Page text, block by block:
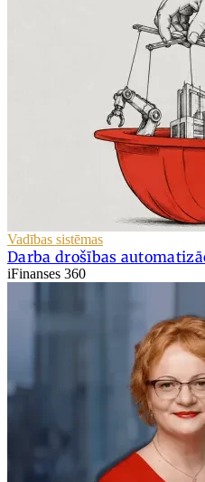
Vadības sistēmas
Darba drošības
iFinanses 360